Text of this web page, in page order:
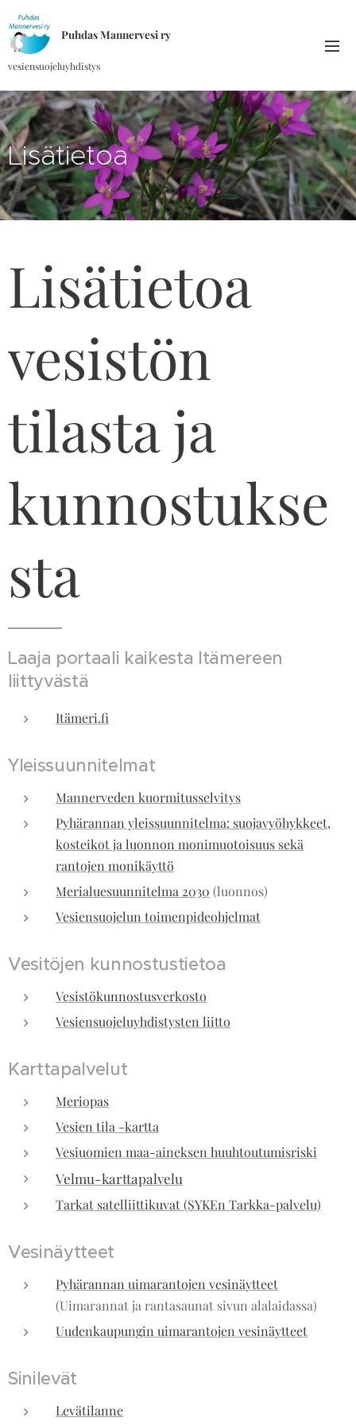
Puhdas Mannervesi ry
vesiensuojeluyhdistys
Lisätietoa
Lisätietoa
vesistön
tilasta ja
kunnostukse
sta
Laaja portaali kaikesta Itämereen
liittyvästä
Itämeri.fi
Yleissuunnitelmat
Mannerveden kuormitusselvitys
Pyhärannan yleissuunnitelma: suojavyöhykkeet,
kosteikot ja luonnon monimuotoisuus sekä
rantojen monikäyttö
Merialuesuunnitelma 2030 (luonnos)
Vesiensuojelun toimenpideohjelmat
Vesitöjen kunnostustietoa
Vesistökunnostusverkosto
Vesiensuojeluyhdistysten liitto
Karttapalvelut
Meriopas
Vesien tila -kartta
Vesiuomien maa-aineksen huuhtoutumisriski
Velmu-karttapalvelu
Tarkat satelliittikuvat (SYKEn Tarkka-palvelu)
Vesinäytteet
Pyhärannan uimarantojen vesinäytteet
(Uimarannat ja rantasaunat sivun alalaidassa)
Uudenkaupungin uimarantojen vesinäytteet
Sinilevät
Levätilanne